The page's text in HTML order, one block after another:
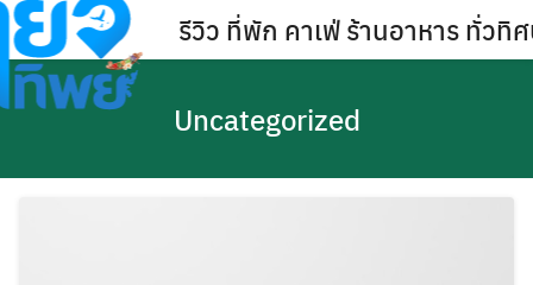
Skip
to
content
รีวิว ที่พัก คาเฟ่ ร้านอาหาร ทั่วทิศ
Uncategorized